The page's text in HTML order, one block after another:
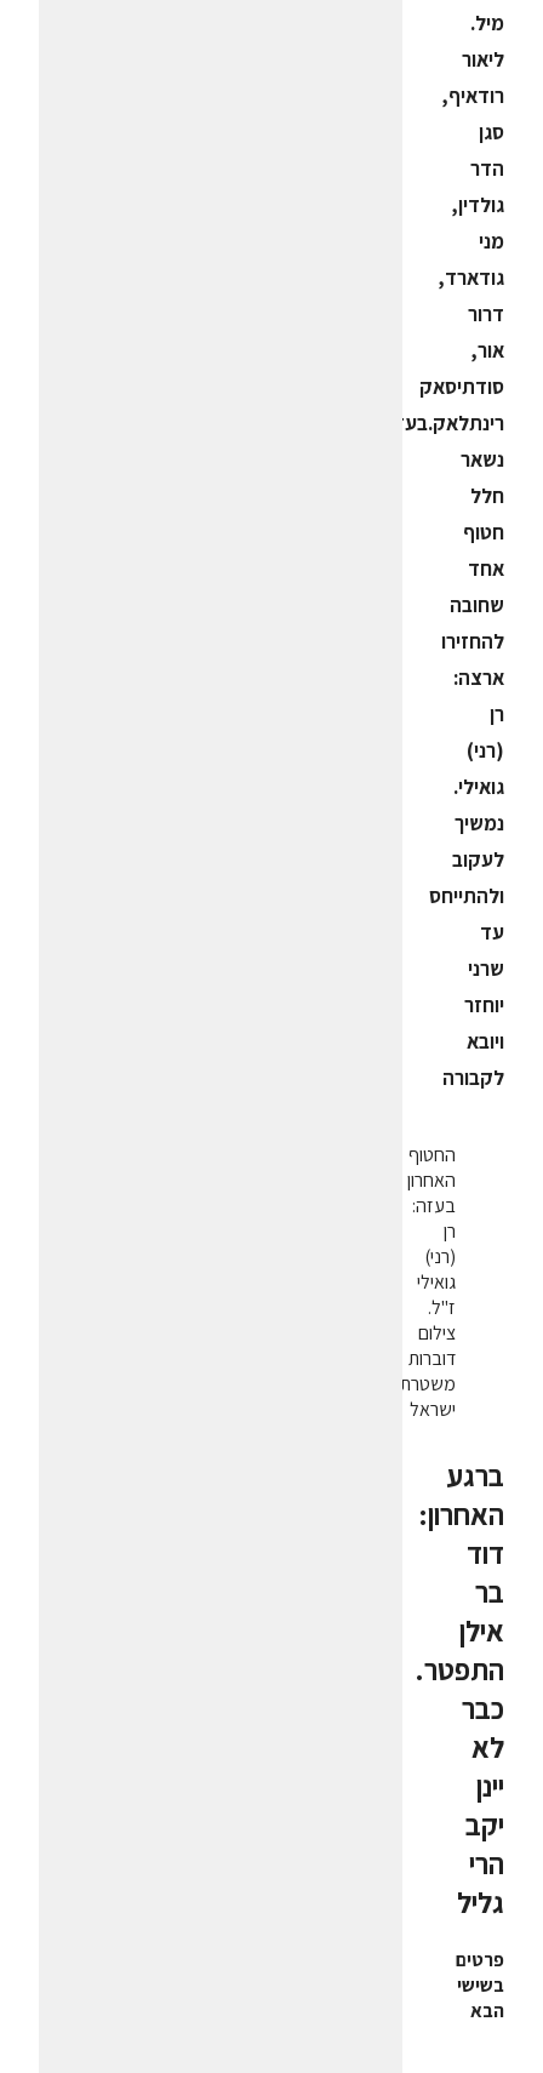
מיל.
ליאור
רודאיף,
סגן
הדר
גולדין,
מני
גודארד,
דרור
אור,
סודתיסאק
רינתלאק.בעזה
נשאר
חלל
חטוף
אחד
שחובה
להחזירו
ארצה:
‏‏רן
(רני)
גואילי.
נמשיך
לעקוב
ולהתייחס
עד
שרני
יוחזר
ויובא
לקבורה
החטוף
האחרון
בעזה:
רן
(רני)
גואילי
ז"ל.
צילום
דוברות
משטרת
ישראל
ברגע
האחרון:
דוד
בר
אילן
התפטר.
כבר
לא
יינן
יקב
הרי
גליל
פרטים
בשישי
הבא